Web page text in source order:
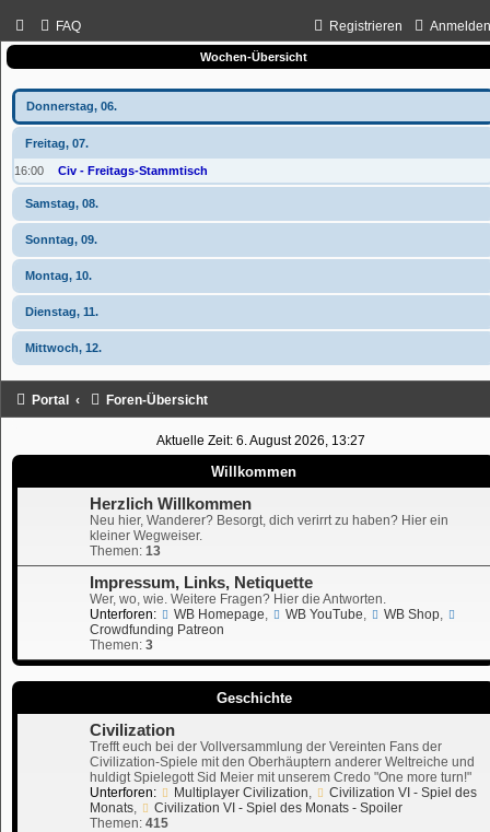
FAQ Registrieren
Wochen-Übersicht
Donnerstag, 06.
Freitag, 07.
16:00 Civ - Freitags-Stammtisch
Samstag, 08.
Sonntag, 09.
Montag, 10.
Dienstag, 11.
Mittwoch, 12.
Portal Foren-Übersicht
Aktuelle Zeit: 6. August 2026, 13:27
Willkommen
Herzlich Willkommen
Neu hier, Wanderer? Besorgt, dich verirrt zu haben? Hier ein
kleiner Wegweiser.
Themen: 13
Impressum, Links, Netiquette
Wer, wo, wie. Weitere Fragen? Hier die Antworten.
Unterforen:
WB Homepage, WB YouTube, WB Shop,
Crowdfunding Patreon
Themen: 3
Geschichte
Civilization
Trefft euch bei der Vollversammlung der Vereinten Fans der
Civilization-Spiele mit den Oberhäuptern anderer Weltreiche und
huldigt Spielegott Sid Meier mit unserem Credo "One more turn!"
Unterforen:
Multiplayer Civilization,
Civilization VI - Spiel des
Monats,
Civilization VI - Spiel des Monats - Spoiler
Themen: 415